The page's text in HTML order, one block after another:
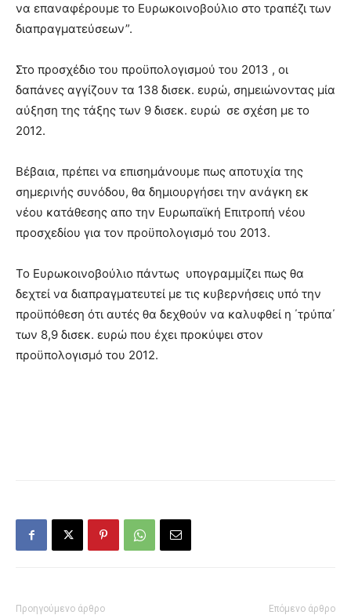
να επαναφέρουμε το Ευρωκοινοβούλιο στο τραπέζι των
διαπραγματεύσεων”.
Στο προσχέδιο του προϋπολογισμού του 2013 , οι
δαπάνες αγγίζουν τα 138 δισεκ. ευρώ, σημειώνοντας μία
αύξηση της τάξης των 9 δισεκ. ευρώ σε σχέση με το
2012.
Βέβαια, πρέπει να επισημάνουμε πως αποτυχία της
σημερινής συνόδου, θα δημιουργήσει την ανάγκη εκ
νέου κατάθεσης απο την Ευρωπαϊκή Επιτροπή νέου
προσχεδίου για τον προϋπολογισμό του 2013.
Το Ευρωκοινοβούλιο πάντως υπογραμμίζει πως θα
δεχτεί να διαπραγματευτεί με τις κυβερνήσεις υπό την
προϋπόθεση ότι αυτές θα δεχθούν να καλυφθεί η ΄τρύπα΄
των 8,9 δισεκ. ευρώ που έχει προκύψει στον
προϋπολογισμό του 2012.
Προηγούμενο άρθρο Επόμενο άρθρο